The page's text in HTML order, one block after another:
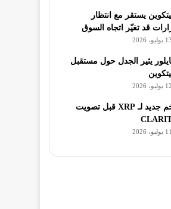
يستقر مع انتظار
قد تغيّر اتجاه السوق
13 يوليو، 2026
يثير الجدل حول مستقبل
12 يوليو، 2026
زخم جديد لـ XRP قبل تصويت
11 يوليو، 2026